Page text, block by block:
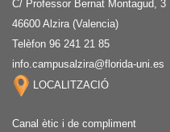
C/ Professor Bernat Montagud, 3
46600 Alzira (Valencia)
Telèfon 96 241 21 85
info.campusalzira@florida-uni.es
LOCALITZACIÓ
Canal ètic i de compliment